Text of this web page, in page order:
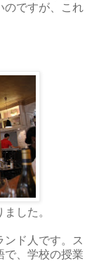
のですが、これ
した。
ド人です。ス
で、学校の授業